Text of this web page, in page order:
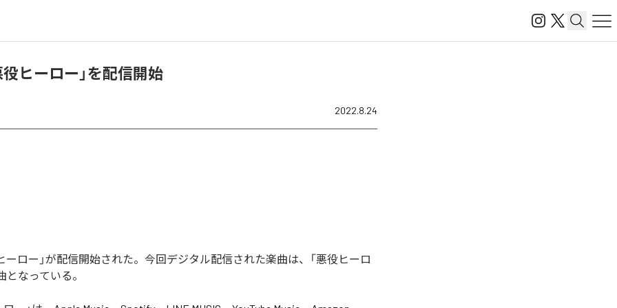
役ヒーロー」を配信開始
2022.8.24
ーロー」が配信開始された。今回デジタル配信された楽曲は、「悪役ヒーロ
となっている。